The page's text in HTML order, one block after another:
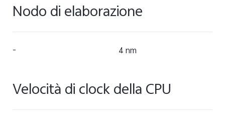
Nodo di elaborazione
- 4 nm
Velocità di clock della CPU